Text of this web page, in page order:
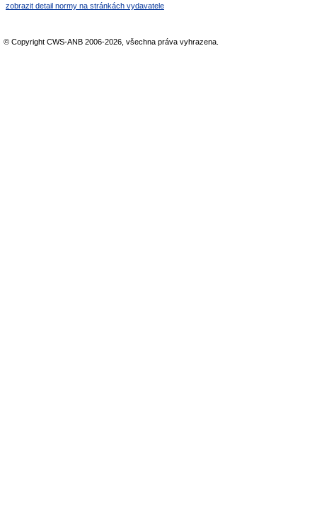
zobrazit detail normy na stránkách vydavatele
© Copyright CWS-ANB 2006-2026, všechna práva vyhrazena.